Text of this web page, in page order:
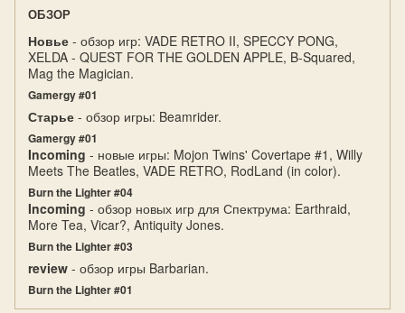
ОБЗОР
Новье - обзор игр: VADE RETRO II, SPECCY PONG,
XELDA - QUEST FOR THE GOLDEN APPLE, B-Squared,
Mag the Magician.
Gamergy #01
Старье - обзор игры: Beamrider.
Gamergy #01
Incoming - новые игры: Mojon Twins' Covertape #1, Willy
Meets The Beatles, VADE RETRO, RodLand (in color).
Burn the Lighter #04
Incoming - обзор новых игр для Спектрума: Earthraid,
More Tea, Vicar?, Antiquity Jones.
Burn the Lighter #03
review - обзор игры Barbarian.
Burn the Lighter #01